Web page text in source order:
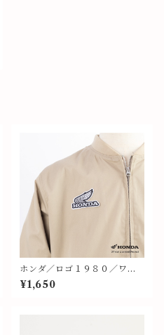
ホンダ／ロゴ１９８０／ワッ
ペン①②
¥1,650